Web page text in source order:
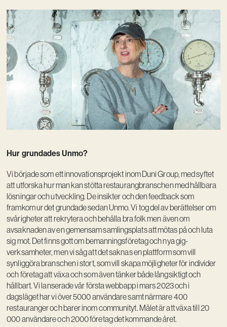
Hur grundades Unmo?
Vi började som ett innovationsprojekt inom Duni Group, med syftet
att utforska hur man kan stötta restaurangbranschen med hållbara
lösningar och utveckling. De insikter och den feedback som
framkom ur det grundade sedan Unmo. Vi tog del av berättelser om
svårigheter att rekrytera och behålla bra folk men även om
avsaknaden av en gemensam samlingsplats att mötas på och luta
sig mot. Det finns gott om bemanningsföretag och nya gig-
verksamheter, men vi såg att det saknas en plattform som vill
synliggöra branschen i stort, som vill skapa möjligheter för individer
och företag att växa och som även tänker både långsiktigt och
hållbart. Vi lanserade vår första webbapp i mars 2023 och i
dagsläget har vi över 5000 användare samt närmare 400
restauranger och barer inom communityt. Målet är att växa till 20
000 användare och 2000 företag det kommande året.